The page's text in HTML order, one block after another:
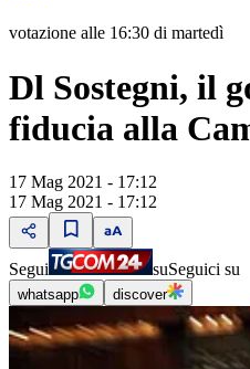
votazione alle 16:30 di martedì
Dl Sostegni, il
fiducia alla
17 Mag 2021 - 17:12
17 Mag 2021 - 17:12
Segui suSeguici su
whatsapp discover